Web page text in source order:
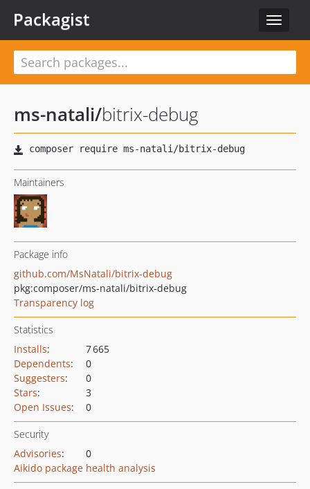
Toggle
Packagist
ms-natali/bitrix-debug
Maintainers
Package info
github.com/MsNatali/bitrix-debug
pkg:composer/ms-natali/bitrix-debug
Transparency log
Statistics
Installs:
7 665
Dependents:
0
Suggesters:
0
Stars:
3
Open Issues: 0
Security
Advisories:
0
Aikido package health analysis